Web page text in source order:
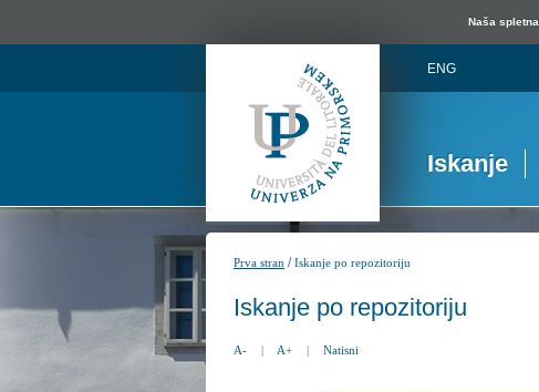
Naša
ENG
Iskanje
Prva stran /Iskanje po repozitoriju
Iskanje po repozitoriju
A- | A+ | Natisni